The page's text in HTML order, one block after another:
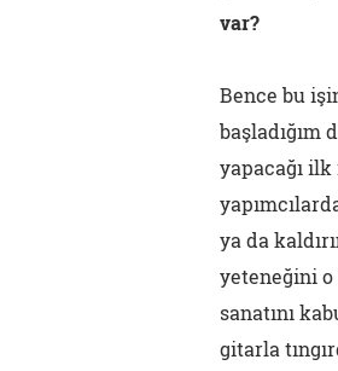
var?
Bence bu
başladığım
yapacağı ilk
ya da
yeteneğini
sanatını
gitarla